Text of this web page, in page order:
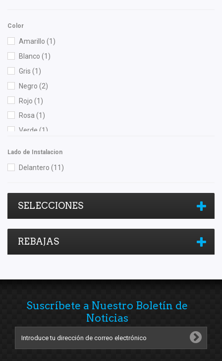
Color
Amarillo (1)
Blanco (1)
Gris (1)
Negro (2)
Rojo (1)
Rosa (1)
Verde (1)
Lado de Instalacion
Delantero (11)
SELECCIONES
REBAJAS
Suscríbete a Nuestro Boletín de
Noticias